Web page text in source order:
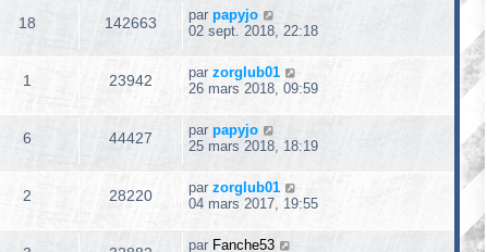
18 142663 par papyjo
02 sept. 2018, 22:18
1 23942 par zorglub01
26 mars 2018, 09:59
6 44427 par papyjo
25 mars 2018, 18:19
2 28220 par zorglub01
04 mars 2017, 19:55
par Fanche53